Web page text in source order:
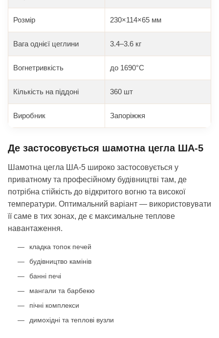
Розмір 230×114×65 мм
Вага однієї цеглини 3.4–3.6 кг
Вогнетривкість до 1690°C
Кількість на піддоні 360 шт
Виробник Запоріжжя
Де застосовується шамотна цегла ША-5
Шамотна цегла ША-5 широко застосовується у
приватному та професійному будівництві там, де
потрібна стійкість до відкритого вогню та високої
температури. Оптимальний варіант — використовувати
її саме в тих зонах, де є максимальне теплове
навантаження.
кладка топок печей
будівництво камінів
банні печі
мангали та барбекю
пічні комплекси
димохідні та теплові вузли